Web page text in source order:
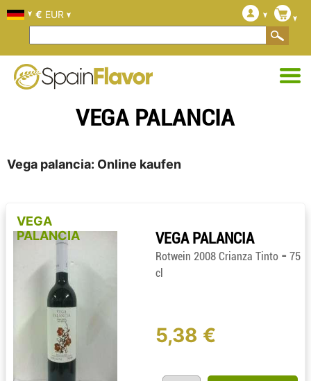
VEGA PALANCIA
Vega palancia: Online kaufen
VEGA
PALANCIA
VEGA PALANCIA
Rotwein 2008 Crianza Tinto - 75
cl
5,38 €
€ EUR